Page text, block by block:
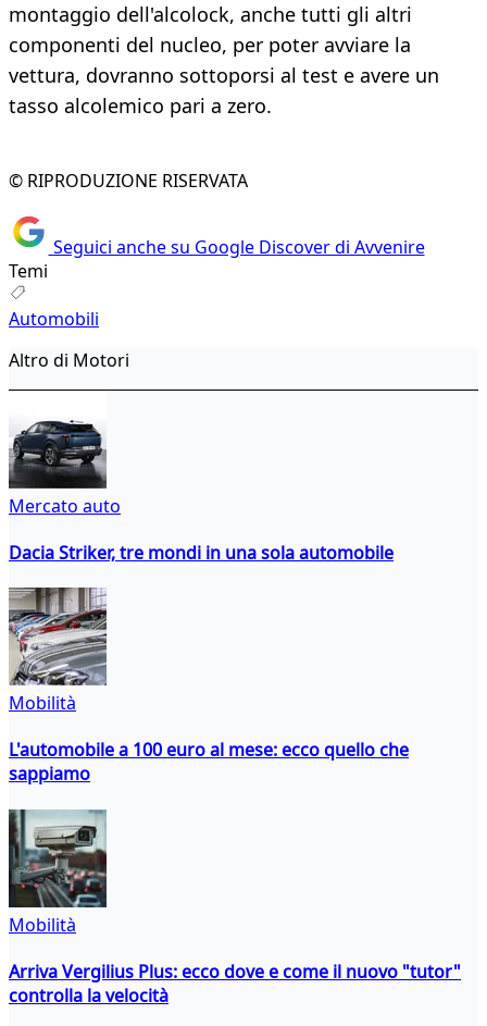
montaggio dell'alcolock, anche tutti gli altri
componenti del nucleo, per poter avviare la
vettura, dovranno sottoporsi al test e avere un
tasso alcolemico pari a zero.
© RIPRODUZIONE RISERVATA
Seguici anche su Google Discover di Avvenire
Temi
Automobili
Altro di Motori
Mercato auto
Dacia Striker, tre mondi in una sola automobile
Mobilità
L'automobile a 100 euro al mese: ecco quello che
sappiamo
Mobilità
Arriva Vergilius Plus: ecco dove e come il nuovo "tutor"
controlla la velocità